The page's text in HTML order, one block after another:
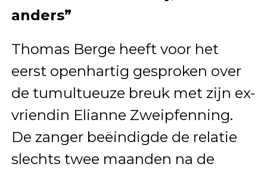
anders”
Thomas Berge heeft voor het
eerst openhartig gesproken over
de tumultueuze breuk met zijn ex-
vriendin Elianne Zweipfenning.
De zanger beëindigde de relatie
slechts twee maanden na de